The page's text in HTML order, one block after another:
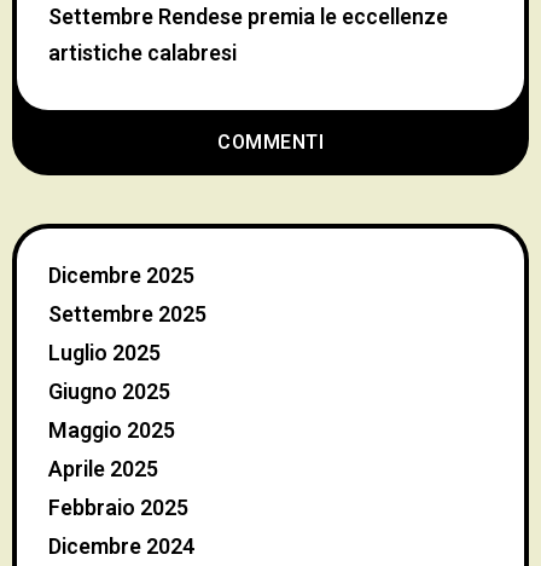
COMMENTI
Settembre Rendese premia le eccellenze
artistiche calabresi
Dicembre 2025
Settembre 2025
Luglio 2025
Giugno 2025
Maggio 2025
Aprile 2025
Febbraio 2025
Dicembre 2024